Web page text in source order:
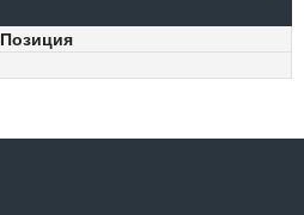
Позиция